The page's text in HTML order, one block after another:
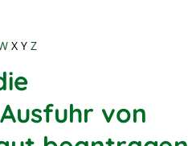
X Y Z
von